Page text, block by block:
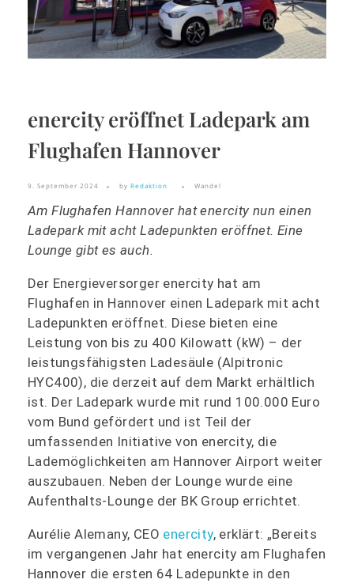
enercity eröffnet Ladepark am
Flughafen Hannover
9. September 2024 by Redaktion Wandel
Am Flughafen Hannover hat enercity nun einen
Ladepark mit acht Ladepunkten eröffnet. Eine
Lounge gibt es auch.
Der Energieversorger enercity hat am
Flughafen in Hannover einen Ladepark mit acht
Ladepunkten eröffnet. Diese bieten eine
Leistung von bis zu 400 Kilowatt (kW) – der
leistungsfähigsten Ladesäule (Alpitronic
HYC400), die derzeit auf dem Markt erhältlich
ist. Der Ladepark wurde mit rund 100.000 Euro
vom Bund gefördert und ist Teil der
umfassenden Initiative von enercity, die
Lademöglichkeiten am Hannover Airport weiter
auszubauen. Neben der Lounge wurde eine
Aufenthalts-Lounge der BK Group errichtet.
Aurélie Alemany, CEO enercity, erklärt: „Bereits
im vergangenen Jahr hat enercity am Flughafen
Hannover die ersten 64 Ladepunkte in den